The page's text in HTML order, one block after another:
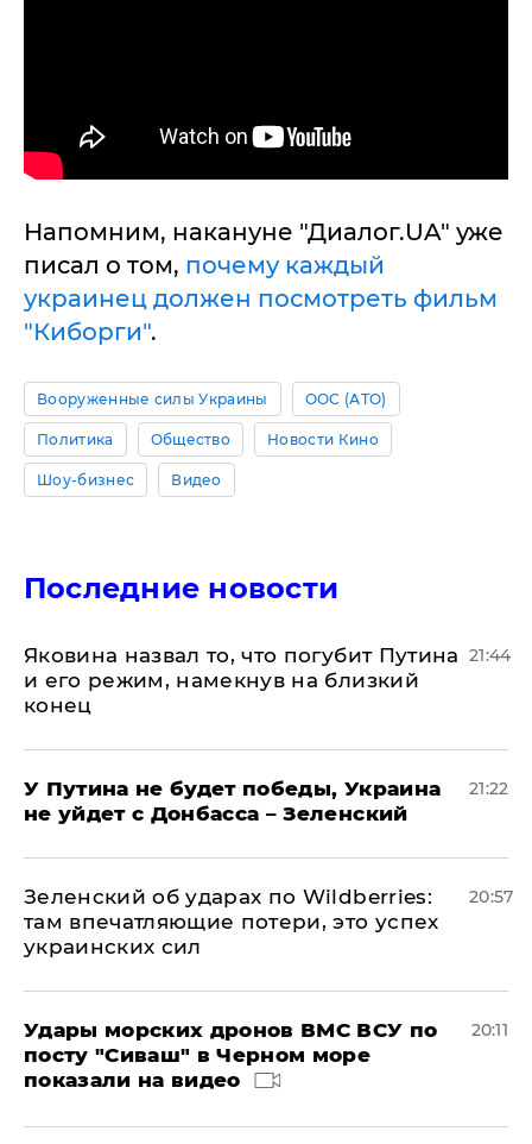
Напомним, накануне "Диалог.UA" уже
писал о том, почему каждый
украинец должен посмотреть фильм
"Киборги".
Вооруженные силы Украины ООС (АТО)
Политика Общество Новости Кино
Шоу-бизнес Видео
Последние новости
Яковина назвал то, что погубит Путина
и его режим, намекнув на близкий
конец
21:44
У Путина не будет победы, Украина
не уйдет с Донбасса – Зеленский
21:22
Зеленский об ударах по Wildberries:
там впечатляющие потери, это успех
украинских сил
20:57
Удары морских дронов ВМС ВСУ по
посту "Сиваш" в Черном море
показали на видео
20:11